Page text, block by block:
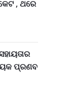
, ଥରେ
ପ୍ରଣବ